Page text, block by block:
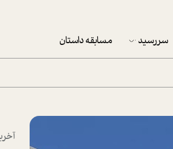
سررسید مسابقه داستان